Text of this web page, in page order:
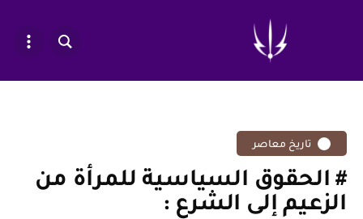
تاريخ معاصر
الحقوق السياسية للمرأة من
الزعيم إلى الشرع